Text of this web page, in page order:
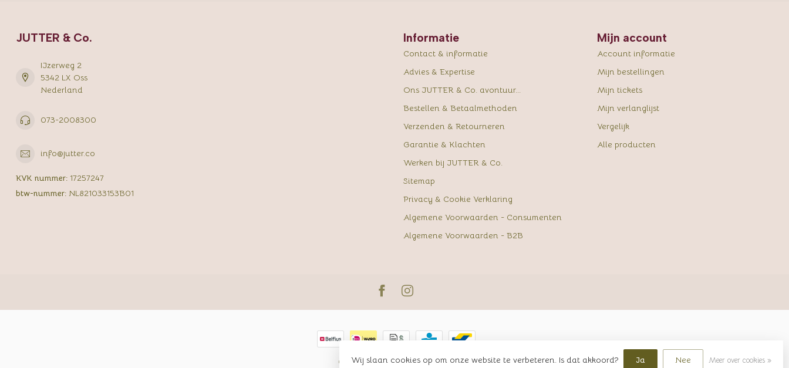
JUTTER & Co.
IJzerweg 2
5342 LX Oss
Nederland
073-2008300
info@jutter.co
KVK nummer: 17257247
btw-nummer: NL821033153B01
Informatie
Contact & informatie
Advies & Expertise
Ons JUTTER & Co. avontuur...
Bestellen & Betaalmethoden
Verzenden & Retourneren
Garantie & Klachten
Werken bij JUTTER & Co.
Sitemap
Privacy & Cookie Verklaring
Algemene Voorwaarden - Consumenten
Algemene Voorwaarden - B2B
Mijn account
Account informatie
Mijn bestellingen
Mijn tickets
Mijn verlanglijst
Vergelijk
Alle producten
© Copyright 2026 JUTTER & Co.
Wij slaan cookies op om onze website te verbeteren. Is dat akkoord? Ja Nee Meer over cookies »